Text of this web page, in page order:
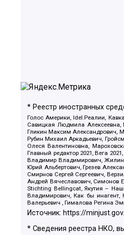
* Реестр иностранных
Голос Америки, Idel.Реалии,
Савицкая Людмила Алексеевна,
Гликин Максим Александрович,
Рубин Михаил Аркадьевич,
Олеся Валентиновна,
Главный редактор 2021, Вега
Владимир Владимирович,
Юрий Альбертович, Грезев
Смирнов Сергей Сергеевич,
Андрей Вячеславович, Симонов
Stichting Bellingcat, Якутия –
Владимирович, Как бы инагент,
Валерьевич , Гималова Регина
Источник: https://
* Сведения реестра НКО,